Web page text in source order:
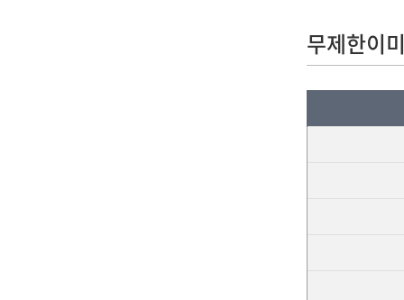
무제한이